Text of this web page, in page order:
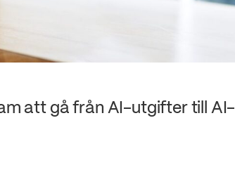
att gå från AI-utgifter till AI-